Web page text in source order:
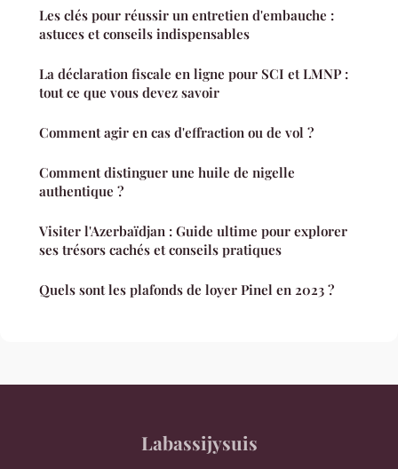
Les clés pour réussir un entretien d'embauche :
astuces et conseils indispensables
La déclaration fiscale en ligne pour SCI et LMNP :
tout ce que vous devez savoir
Comment agir en cas d'effraction ou de vol ?
Comment distinguer une huile de nigelle
authentique ?
Visiter l'Azerbaïdjan : Guide ultime pour explorer
ses trésors cachés et conseils pratiques
Quels sont les plafonds de loyer Pinel en 2023 ?
Labassijysuis